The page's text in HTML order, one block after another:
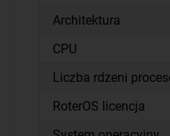
Architektura
CPU
Liczba rdzeni
RoterOS licencja